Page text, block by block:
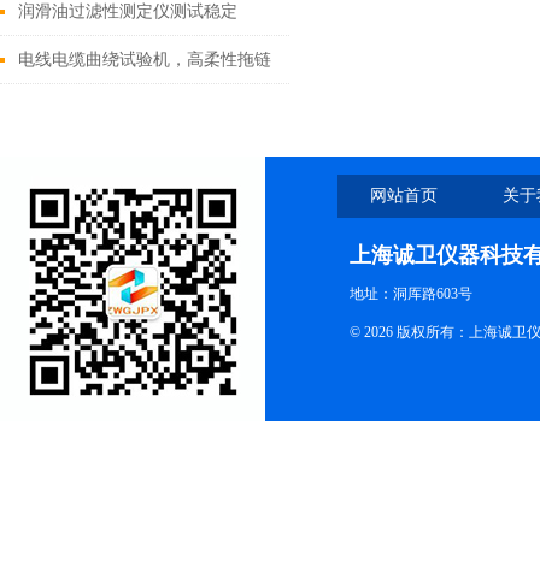
润滑油过滤性测定仪测试稳定
电线电缆曲绕试验机，高柔性拖链
网站首页 关
上海诚卫仪器科技
地址：洞厍路603号
© 2026 版权所有：上海诚卫